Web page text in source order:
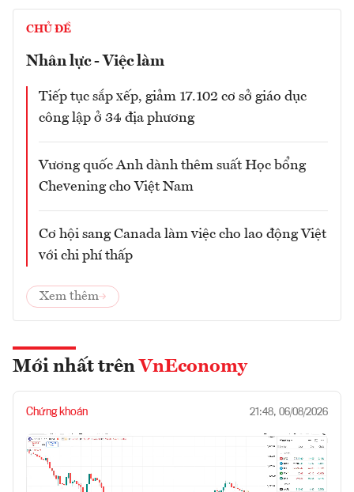
CHỦ ĐỀ
Nhân lực - Việc làm
Tiếp tục sắp xếp, giảm 17.102 cơ sở giáo dục
công lập ở 34 địa phương
Vương quốc Anh dành thêm suất Học bổng
Chevening cho Việt Nam
Cơ hội sang Canada làm việc cho lao động Việt
với chi phí thấp
Xem thêm
Mới nhất trên VnEconomy
Chứng khoán 21:48, 06/08/2026